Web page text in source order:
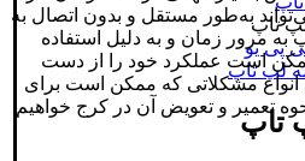
تاپ
پی یو
لپ تاپ
تاپ
به‌طور مستقل و بدون اتصال به
به مرور زمان و به دلیل استفاده
است عملکرد خود را از دست
انواع مشکلاتی که ممکن است برای
تعمیر و تعویض آن در کرج خواهیم